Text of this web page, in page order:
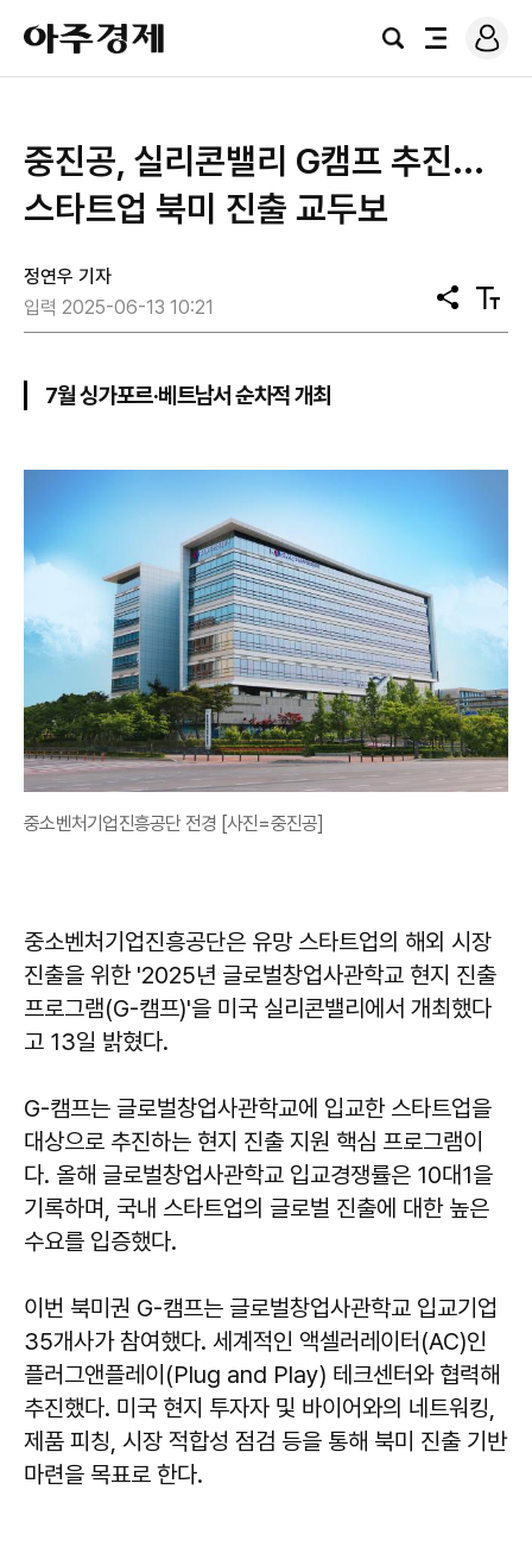
아
주
경
검
전
로
그
중진공, 실리콘밸리 G캠프 추진...
스타트업 북미 진출 교두보
정연우 기자
입력 2025-06-13 10:21
공
유
텍
스
7월 싱가포르·베트남서 순차적 개최
중소벤처기업진흥공단 전경 [사진=중진공]
중소벤처기업진흥공단은 유망 스타트업의 해외 시장
진출을 위한 '2025년 글로벌창업사관학교 현지 진출
프로그램(G-캠프)'을 미국 실리콘밸리에서 개최했다
고 13일 밝혔다.
G-캠프는 글로벌창업사관학교에 입교한 스타트업을
대상으로 추진하는 현지 진출 지원 핵심 프로그램이
다. 올해 글로벌창업사관학교 입교경쟁률은 10대1을
기록하며, 국내 스타트업의 글로벌 진출에 대한 높은
수요를 입증했다.
이번 북미권 G-캠프는 글로벌창업사관학교 입교기업
35개사가 참여했다. 세계적인 액셀러레이터(AC)인
플러그앤플레이(Plug and Play) 테크센터와 협력해
추진했다. 미국 현지 투자자 및 바이어와의 네트워킹,
제품 피칭, 시장 적합성 점검 등을 통해 북미 진출 기반
마련을 목표로 한다.